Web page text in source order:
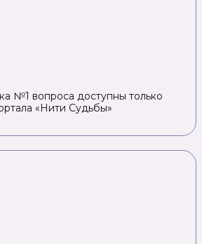
№1 вопроса доступны только
«Нити Судьбы»